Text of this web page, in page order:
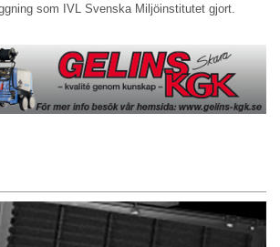
som IVL Svenska Miljöinstitutet gjort.